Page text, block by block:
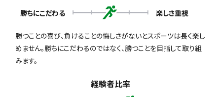
勝ちにこだわる 楽しさ重視
勝つことの喜び、負けることの悔しさがないとスポーツは長く楽し
めません。勝ちにこだわるのではなく、勝つことを目指して取り組
みます。
経験者比率